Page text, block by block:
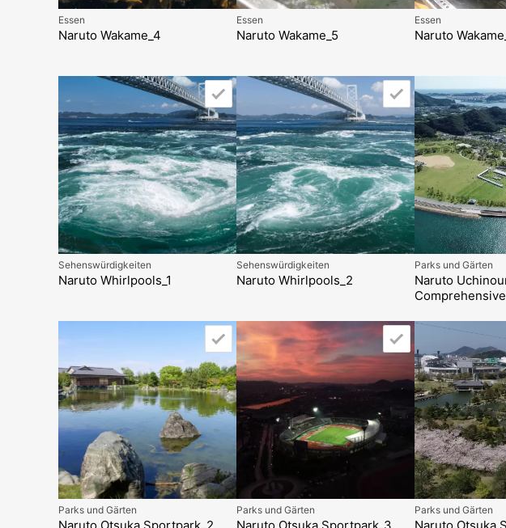
Essen
Naruto Wakame_4
Essen
Naruto Wakame_5
Essen
Naruto
Sehenswürdigkeiten
Naruto Whirlpools_1
Sehenswürdigkeiten
Naruto Whirlpools_2
Parks und Gärten
Naruto
Comprehensive
Parks und Gärten Parks und Gärten Parks und Gärten